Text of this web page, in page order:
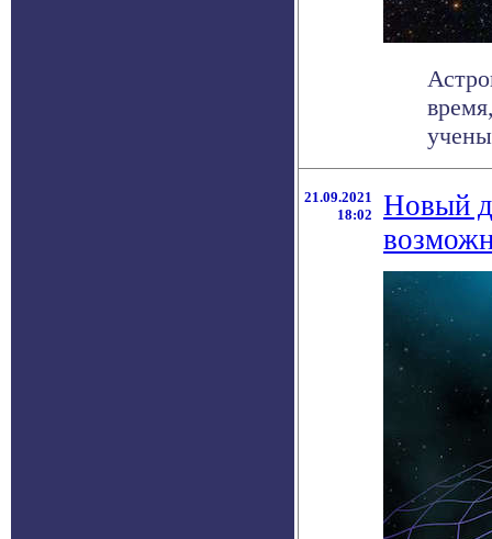
21.09.2021
18:02
Новый